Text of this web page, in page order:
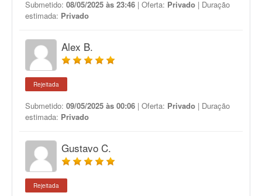
Submetido: 08/05/2025 às 23:46 | Oferta: Privado | Duração
estimada: Privado
Alex B.
Rejeitada
Submetido: 09/05/2025 às 00:06 | Oferta: Privado | Duração
estimada: Privado
Gustavo C.
Rejeitada